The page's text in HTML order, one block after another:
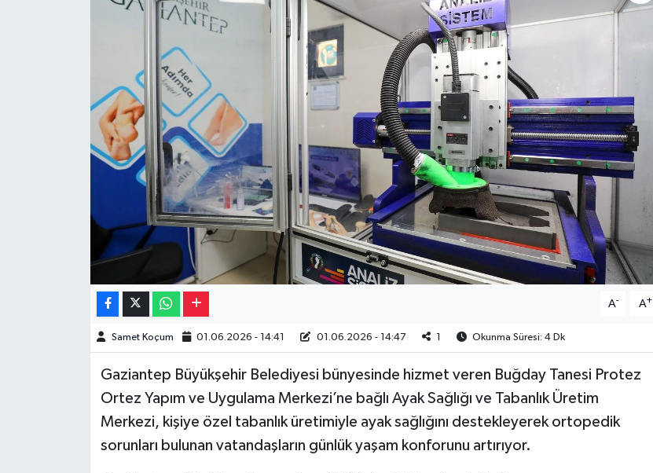
A- A+
Samet Koçum 01.06.2026 - 14:41 01.06.2026 - 14:47 Okunma Süresi: 4 Dk
Gaziantep Büyükşehir Belediyesi bünyesinde hizmet veren Buğday Tanesi Protez
Ortez Yapım ve Uygulama Merkezi’ne bağlı Ayak Sağlığı ve Tabanlık Üretim
Merkezi, kişiye özel tabanlık üretimiyle ayak sağlığını destekleyerek ortopedik
sorunları bulunan vatandaşların günlük yaşam konforunu artırıyor.
Resmi İlanlar